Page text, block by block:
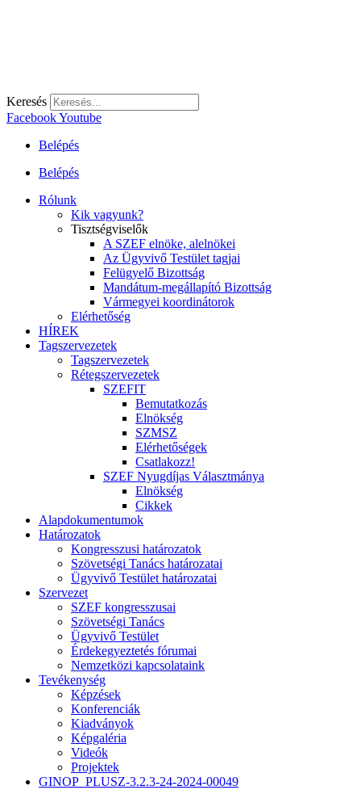
Keresés
FacebookYoutube
Belépés
Belépés
Rólunk
Kik vagyunk?
Tisztségviselők
A SZEF elnöke, alelnökei
Az Ügyvivő Testület tagjai
Felügyelő Bizottság
Mandátum-megállapító Bizottság
Vármegyei koordinátorok
Elérhetőség
HÍREK
Tagszervezetek
Tagszervezetek
Rétegszervezetek
SZEFIT
Bemutatkozás
Elnökség
SZMSZ
Elérhetőségek
Csatlakozz!
SZEF Nyugdíjas Választmánya
Elnökség
Cikkek
Alapdokumentumok
Határozatok
Kongresszusi határozatok
Szövetségi Tanács határozatai
Ügyvivő Testület határozatai
Szervezet
SZEF kongresszusai
Szövetségi Tanács
Ügyvivő Testület
Érdekegyeztetés fórumai
Nemzetközi kapcsolataink
Tevékenység
Képzések
Konferenciák
Kiadványok
Képgaléria
Videók
Projektek
GINOP_PLUSZ-3.2.3-24-2024-00049